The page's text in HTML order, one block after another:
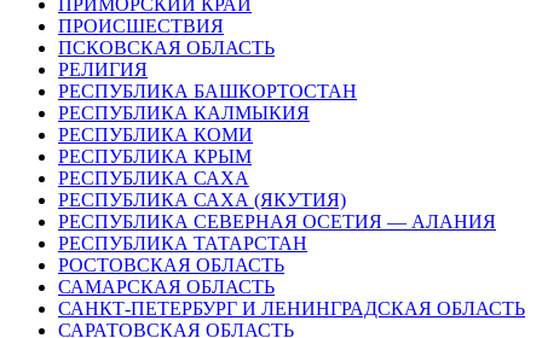
ПРОИСШЕСТВИЯ
ПСКОВСКАЯ ОБЛАСТЬ
РЕЛИГИЯ
РЕСПУБЛИКА БАШКОРТОСТАН
РЕСПУБЛИКА КАЛМЫКИЯ
РЕСПУБЛИКА КОМИ
РЕСПУБЛИКА КРЫМ
РЕСПУБЛИКА САХА
РЕСПУБЛИКА САХА (ЯКУТИЯ)
РЕСПУБЛИКА СЕВЕРНАЯ ОСЕТИЯ — АЛАНИЯ
РЕСПУБЛИКА ТАТАРСТАН
РОСТОВСКАЯ ОБЛАСТЬ
САМАРСКАЯ ОБЛАСТЬ
САНКТ-ПЕТЕРБУРГ И ЛЕНИНГРАДСКАЯ ОБЛАСТЬ
САРАТОВСКАЯ ОБЛАСТЬ